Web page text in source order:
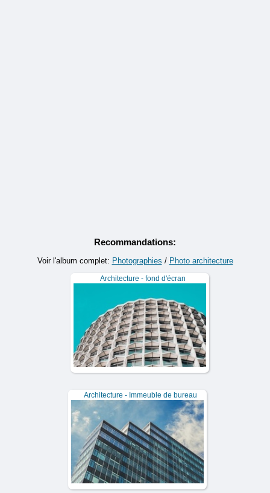
Recommandations:
Voir l'album complet: Photographies / Photo architecture
Architecture - fond d'écran
Architecture - Immeuble de bureau